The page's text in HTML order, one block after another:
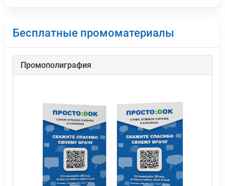
Бесплатные промоматериалы
Промополиграфия